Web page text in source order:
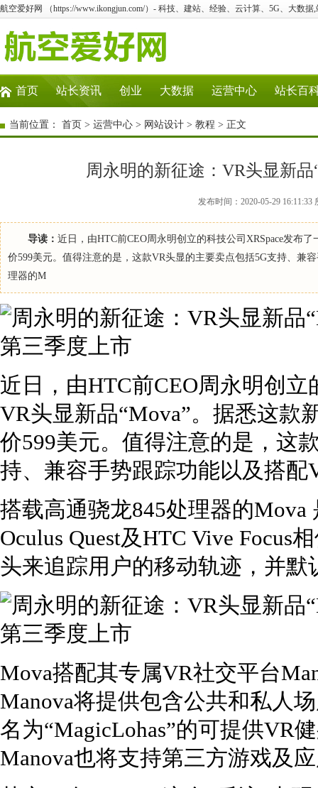
航空爱好网 （https://www.ikongjun.com/）- 科技、建站、经验、云计算、5G、大数据
首页 站长资讯 创业 大数据 运营中心 站长百
当前位置： 首页 > 运营中心 > 网站设计 > 教程 > 正文
周永明的新征途：VR头显新
发布时间：2020-05-29
导读： 近日，由HTC前CEO周永明创立的科技公司XRSpace发布
价599美元。值得注意的是，这款VR头显的主要卖点包括5G支持、兼
理器的M
近日，由HTC前CEO周永明创
VR头显新品“Mova”。据悉这款
价599美元。值得注意的是，这
持、兼容手势跟踪功能以及搭配
搭载高通骁龙845处理器的
Oculus Quest及HTC Vive Focus
头来追踪用户的移动轨迹，并默
Mova搭配其专属VR社交平台
Manova将提供包含公共和私人
名为“MagicLohas”的可提供VR
Manova也将支持第三方游戏及